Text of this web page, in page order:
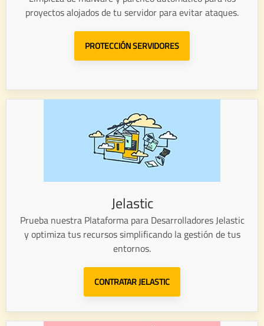
proyectos alojados de tu servidor para evitar ataques.
PROTECCIÓN SERVIDORES
Jelastic
Prueba nuestra Plataforma para Desarrolladores Jelastic
y optimiza tus recursos simplificando la gestión de tus
entornos.
CONTRATAR JELASTIC